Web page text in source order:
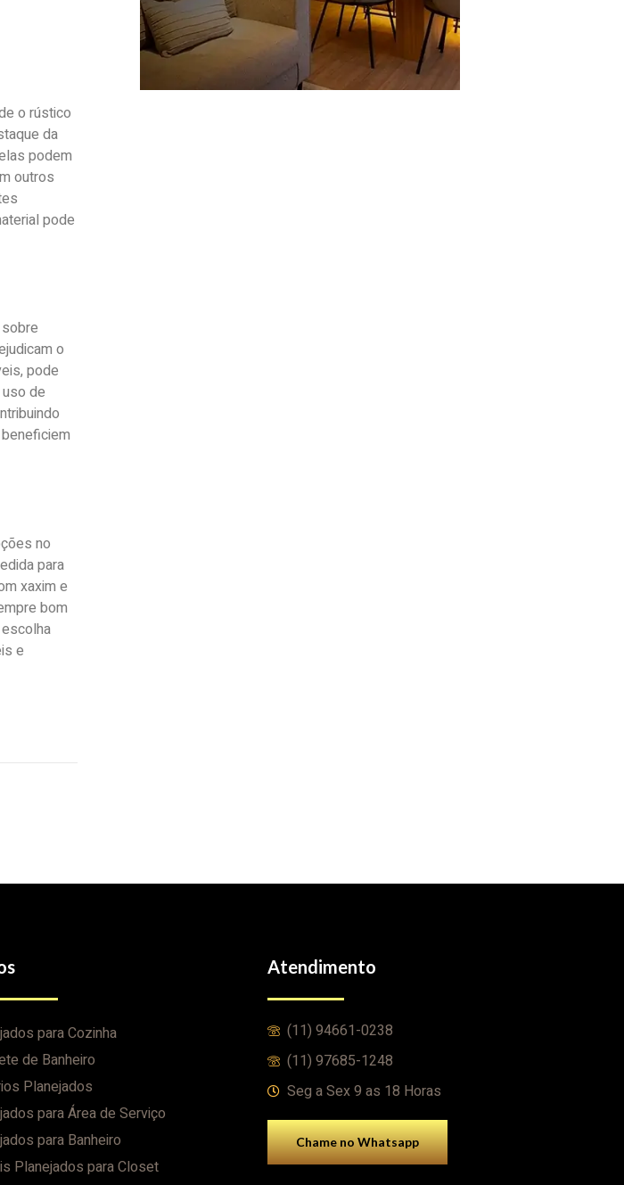
o rústico
da
podem
outros
pode
o
pode
de
no
para
xaxim e
bom
e
para Cozinha
de Banheiro
Planejados
para Área de Serviço
para Banheiro
Planejados para Closet
Atendimento
(11) 94661-0238
(11) 97685-1248
Seg a Sex 9 as 18 Horas
Chame no Whatsapp